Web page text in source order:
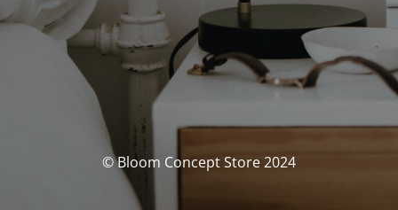
© Bloom Concept Store 2024